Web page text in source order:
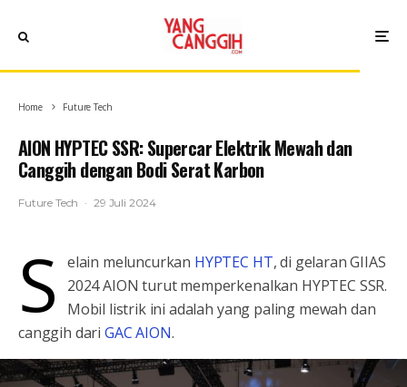
Home Future Tech
AION HYPTEC SSR: Supercar Elektrik Mewah dan
Canggih dengan Bodi Serat Karbon
Future Tech · 29 Juli 2024
S elain meluncurkan HYPTEC HT, di gelaran GIIAS
2024 AION turut memperkenalkan HYPTEC SSR.
Mobil listrik ini adalah yang paling mewah dan
canggih dari GAC AION.